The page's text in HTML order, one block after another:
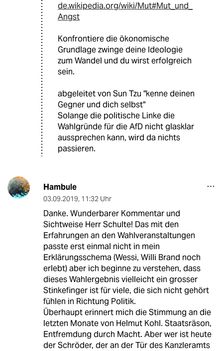
de.wikipedia.org/wiki/Mut#Mut_und_
Angst
Konfrontiere die ökonomische
Grundlage zwinge deine Ideologie
zum Wandel und du wirst erfolgreich
sein.
abgeleitet von Sun Tzu "kenne deinen
Gegner und dich selbst"
Solange die politische Linke die
Wahlgründe für die AfD nicht glasklar
aussprechen kann, wird da nichts
passieren.
Hambule
03.09.2019, 11:32 Uhr
Danke. Wunderbarer Kommentar und
Sichtweise Herr Schulte! Das mit den
Erfahrungen an den Wahlveranstaltungen
passte erst einmal nicht in mein
Erklärungsschema (Wessi, Willi Brand noch
erlebt) aber ich beginne zu verstehen, dass
dieses Wahlergebnis vielleicht ein grosser
Stinkefinger ist für viele, die sich nicht gehört
fühlen in Richtung Politik.
Überhaupt erinnert mich die Stimmung an die
letzten Monate von Helmut Kohl. Staatsräson,
Entfremdung durch Macht. Aber wer ist heute
der Schröder, der an der Tür des Kanzleramts